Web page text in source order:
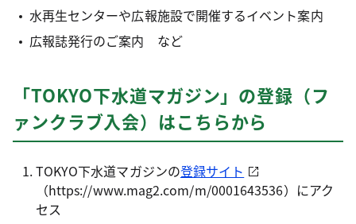
水再生センターや広報施設で開催するイベント案内
広報誌発行のご案内 など
「TOKYO下水道マガジン」の登録（フ
ァンクラブ入会）はこちらから
TOKYO下水道マガジンの登録サイト
（https://www.mag2.com/m/0001643536）にアク
セス